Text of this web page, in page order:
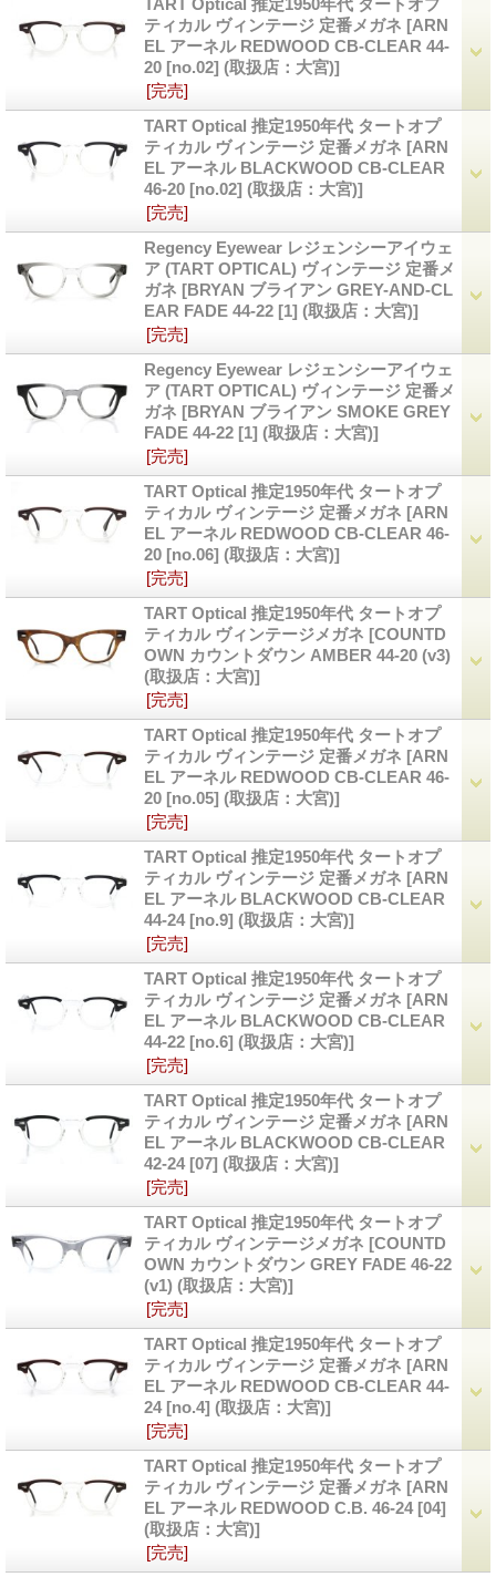
TART Optical 推定1950年代 タートオプ
ティカル ヴィンテージ 定番メガネ [ARN
EL アーネル REDWOOD CB-CLEAR 44-
20 [no.02] (取扱店：大宮)]
[完売]
TART Optical 推定1950年代 タートオプ
ティカル ヴィンテージ 定番メガネ [ARN
EL アーネル BLACKWOOD CB-CLEAR
46-20 [no.02] (取扱店：大宮)]
[完売]
Regency Eyewear レジェンシーアイウェ
ア (TART OPTICAL) ヴィンテージ 定番メ
ガネ [BRYAN ブライアン GREY-AND-CL
EAR FADE 44-22 [1] (取扱店：大宮)]
[完売]
Regency Eyewear レジェンシーアイウェ
ア (TART OPTICAL) ヴィンテージ 定番メ
ガネ [BRYAN ブライアン SMOKE GREY
FADE 44-22 [1] (取扱店：大宮)]
[完売]
TART Optical 推定1950年代 タートオプ
ティカル ヴィンテージ 定番メガネ [ARN
EL アーネル REDWOOD CB-CLEAR 46-
20 [no.06] (取扱店：大宮)]
[完売]
TART Optical 推定1950年代 タートオプ
ティカル ヴィンテージメガネ [COUNTD
OWN カウントダウン AMBER 44-20 (v3)
(取扱店：大宮)]
[完売]
TART Optical 推定1950年代 タートオプ
ティカル ヴィンテージ 定番メガネ [ARN
EL アーネル REDWOOD CB-CLEAR 46-
20 [no.05] (取扱店：大宮)]
[完売]
TART Optical 推定1950年代 タートオプ
ティカル ヴィンテージ 定番メガネ [ARN
EL アーネル BLACKWOOD CB-CLEAR
44-24 [no.9] (取扱店：大宮)]
[完売]
TART Optical 推定1950年代 タートオプ
ティカル ヴィンテージ 定番メガネ [ARN
EL アーネル BLACKWOOD CB-CLEAR
44-22 [no.6] (取扱店：大宮)]
[完売]
TART Optical 推定1950年代 タートオプ
ティカル ヴィンテージ 定番メガネ [ARN
EL アーネル BLACKWOOD CB-CLEAR
42-24 [07] (取扱店：大宮)]
[完売]
TART Optical 推定1950年代 タートオプ
ティカル ヴィンテージメガネ [COUNTD
OWN カウントダウン GREY FADE 46-22
(v1) (取扱店：大宮)]
[完売]
TART Optical 推定1950年代 タートオプ
ティカル ヴィンテージ 定番メガネ [ARN
EL アーネル REDWOOD CB-CLEAR 44-
24 [no.4] (取扱店：大宮)]
[完売]
TART Optical 推定1950年代 タートオプ
ティカル ヴィンテージ 定番メガネ [ARN
EL アーネル REDWOOD C.B. 46-24 [04]
(取扱店：大宮)]
[完売]